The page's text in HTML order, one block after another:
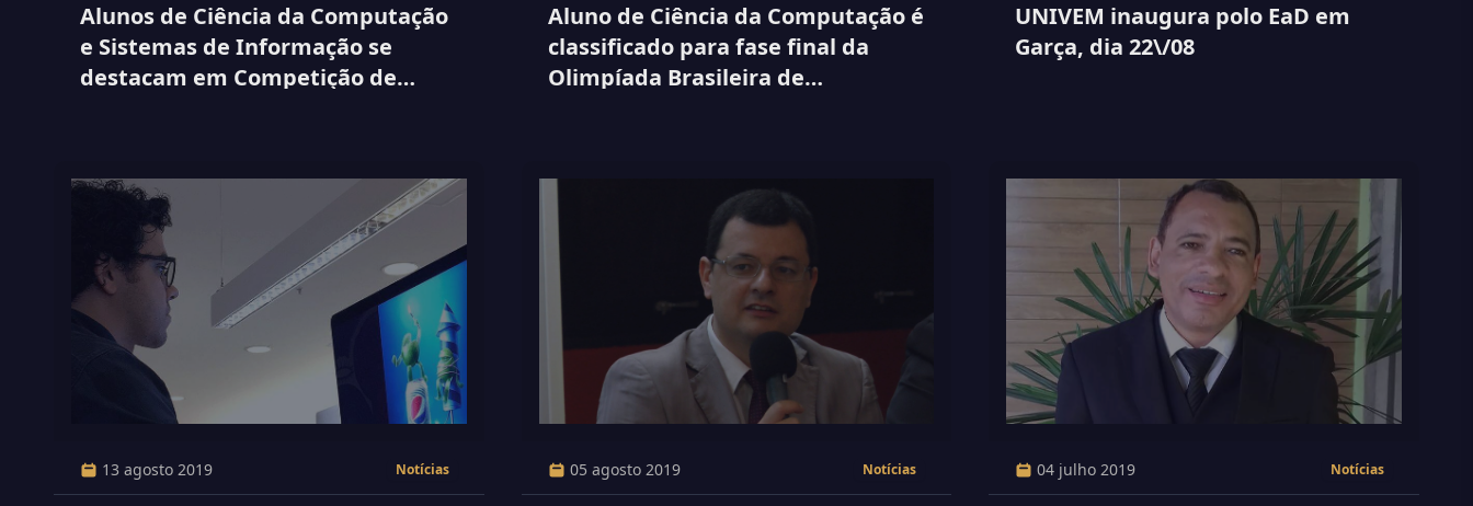
Alunos de Ciência da Computação
e Sistemas de Informação se
destacam em Competição de
Aluno de Ciência da Computação é
classificado para fase final da
Olimpíada Brasileira de
UNIVEM inaugura polo EaD em
Garça, dia 22\/08
13 agosto 2019 Notícias 05 agosto 2019 Notícias 04 julho 2019 Notícias